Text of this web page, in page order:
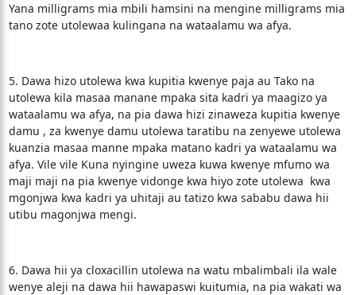
Yana milligrams mia mbili hamsini na mengine milligrams mia
tano zote utolewaa kulingana na wataalamu wa afya.
5. Dawa hizo utolewa kwa kupitia kwenye paja au Tako na
utolewa kila masaa manane mpaka sita kadri ya maagizo ya
wataalamu wa afya, na pia dawa hizi zinaweza kupitia kwenye
damu , za kwenye damu utolewa taratibu na zenyewe utolewa
kuanzia masaa manne mpaka matano kadri ya wataalamu wa
afya. Vile vile Kuna nyingine uweza kuwa kwenye mfumo wa
maji maji na pia kwenye vidonge kwa hiyo zote utolewa kwa
mgonjwa kwa kadri ya uhitaji au tatizo kwa sababu dawa hii
utibu magonjwa mengi.
6. Dawa hii ya cloxacillin utolewa na watu mbalimbali ila wale
wenye aleji na dawa hii hawapaswi kuitumia, na pia wakati wa